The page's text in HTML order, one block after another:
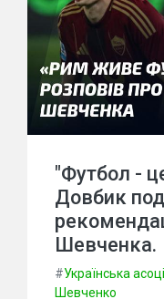
"Футбол -
Довбик
Шевченка.
#Українська
Шевченко